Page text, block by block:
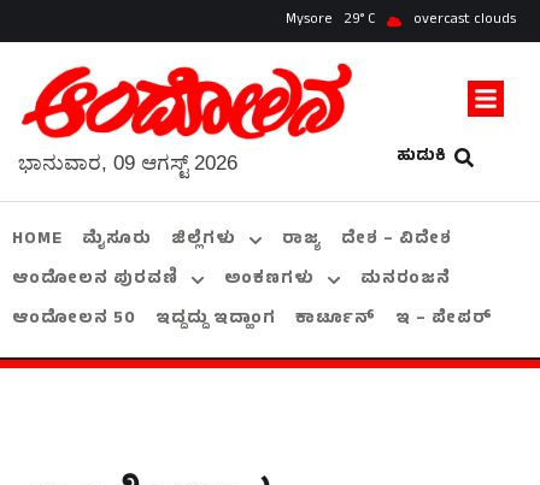
Mysore 29 overcast clouds
ಹುಡುಕಿ
ಭಾನುವಾರ, 09 ಆಗಸ್ಟ್ 2026
HOME ಮೈಸೂರು ಜಿಲ್ಲೆಗಳು ರಾಜ್ಯ
ದೇಶ – ವಿದೇಶ
ಆಂದೋಲನ ಪುರವಣಿ
ಅಂಕಣಗಳು
ಮನರಂಜನೆ
ಆಂದೋಲನ 50
ಇದ್ದದ್ದು ಇದ್ಹಾಂಗ ಕಾರ್ಟೂನ್ ಇ – ಪೇಪರ್